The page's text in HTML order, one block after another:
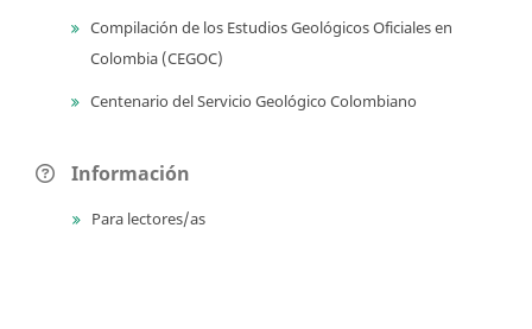
Compilación de los Estudios Geológicos Oficiales en
Colombia (CEGOC)
Centenario del Servicio Geológico Colombiano
Información
Para lectores/as